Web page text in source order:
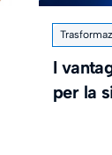
I
per la